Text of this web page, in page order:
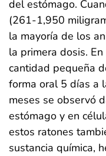
del estómago.
(261-1,950
la mayoría de los
la primera dosis.
cantidad pequeña
forma oral 5 días a
meses se observó
estómago y en
estos ratones
sustancia química,